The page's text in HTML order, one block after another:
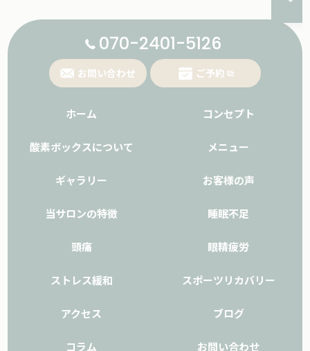
070-2401-5126
お問い合わせ ご予約
ホーム コンセプト
酸素ボックスについて メニュー
ギャラリー お客様の声
当サロンの特徴 睡眠不足
頭痛 眼精疲労
ストレス緩和 スポーツリカバリー
アクセス ブログ
コラム お問い合わせ